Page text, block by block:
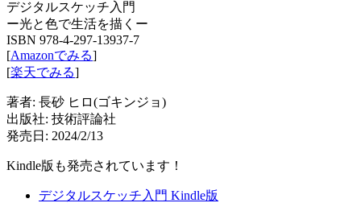
デジタルスケッチ入門
ー光と色で生活を描くー
ISBN 978-4-297-13937-7
[Amazonでみる]
[楽天でみる]
著者: 長砂 ヒロ(ゴキンジョ)
出版社: 技術評論社
発売日: 2024/2/13
Kindle版も発売されています！
デジタルスケッチ入門 Kindle版